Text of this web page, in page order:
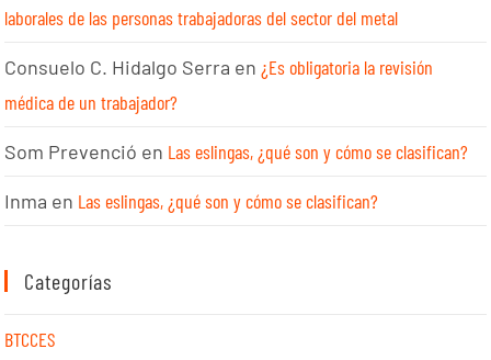
laborales de las personas trabajadoras del sector del metal
Consuelo C. Hidalgo Serra en ¿Es obligatoria la revisión
médica de un trabajador?
Som Prevenció en Las eslingas, ¿qué son y cómo se clasifican?
Inma en Las eslingas, ¿qué son y cómo se clasifican?
Categorías
BTCCES